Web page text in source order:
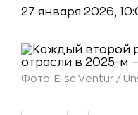
27 января 2026,
Фото: Elisa Ventur /